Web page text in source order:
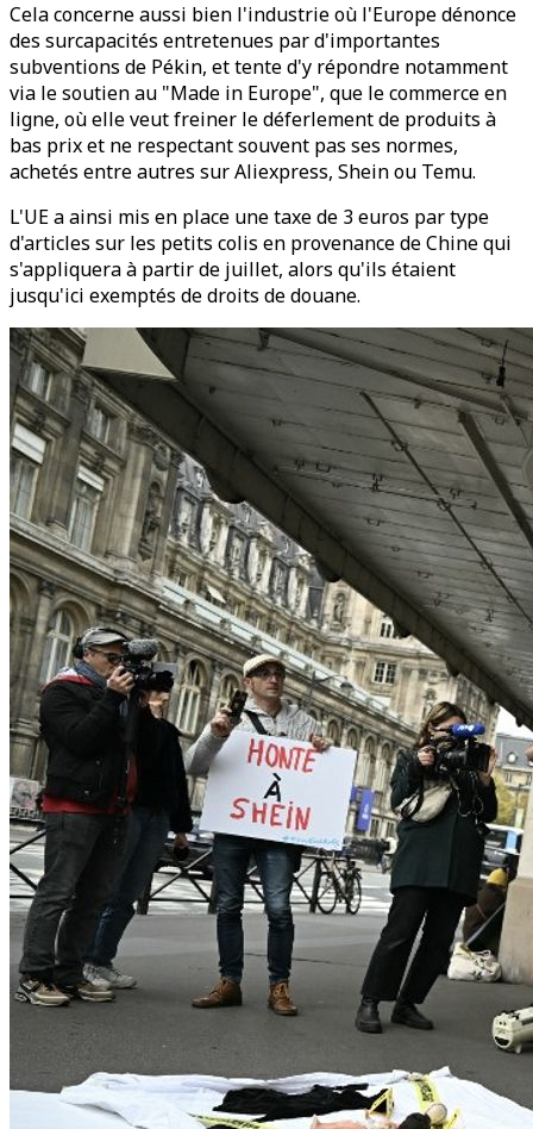
Cela concerne aussi bien l'industrie où l'Europe dénonce
des surcapacités entretenues par d'importantes
subventions de Pékin, et tente d'y répondre notamment
via le soutien au "Made in Europe", que le commerce en
ligne, où elle veut freiner le déferlement de produits à
bas prix et ne respectant souvent pas ses normes,
achetés entre autres sur Aliexpress, Shein ou Temu.
L'UE a ainsi mis en place une taxe de 3 euros par type
d'articles sur les petits colis en provenance de Chine qui
s'appliquera à partir de juillet, alors qu'ils étaient
jusqu'ici exemptés de droits de douane.